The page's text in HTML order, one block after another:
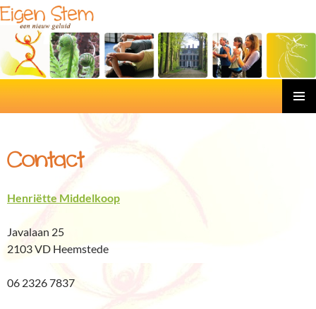
inhoud
Contact
Henriëtte Middelkoop
Javalaan 25
2103 VD Heemstede
06 2326 7837